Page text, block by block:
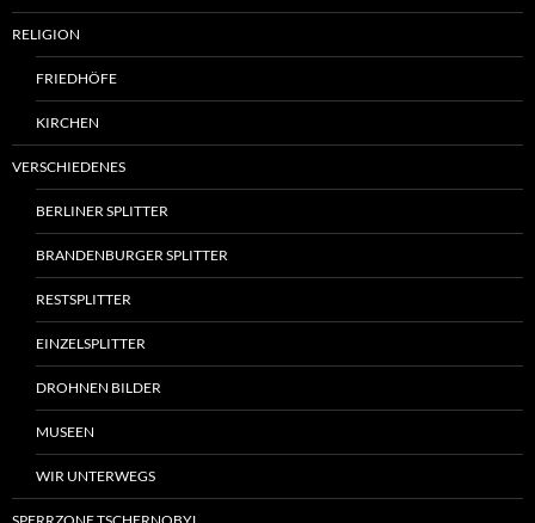
RELIGION
FRIEDHÖFE
KIRCHEN
VERSCHIEDENES
BERLINER SPLITTER
BRANDENBURGER SPLITTER
RESTSPLITTER
EINZELSPLITTER
DROHNEN BILDER
MUSEEN
WIR UNTERWEGS